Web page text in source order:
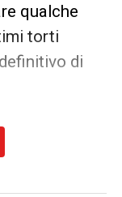
qualche
torti
di
direi